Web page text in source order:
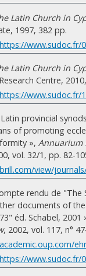
Latin Church in
1997, 382 pp.
https://www.sudoc.fr/
Latin Church in
Centre,
https://www.sudoc.fr/
provincial
of promoting
», Annuarium
vol. 32/1, pp. 82-
view/
rendu de "The
documents of
éd. Schabel, 2001
, 2002, vol. 117, n°
https://www.sudoc.fr/